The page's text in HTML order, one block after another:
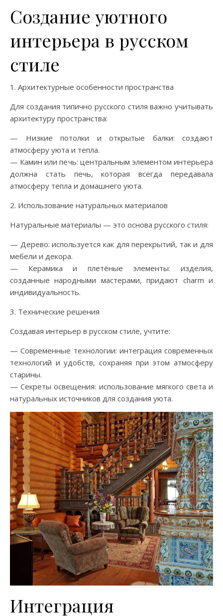
Создание уютного
интерьера в русском
стиле
1. Архитектурные особенности пространства
Для создания типично русского стиля важно учитывать
архитектуру пространства:
— Низкие потолки и открытые балки: создают
атмосферу уюта и тепла.
— Камин или печь: центральным элементом интерьера
должна стать печь, которая всегда передавала
атмосферу тепла и домашнего уюта.
2. Использование натуральных материалов
Натуральные материалы — это основа русского стиля:
— Дерево: используется как для перекрытий, так и для
мебели и декора.
— Керамика и плетёные элементы: изделия,
созданные народными мастерами, придают charm и
индивидуальность.
3. Технические решения
Создавая интерьер в русском стиле, учтите:
— Современные технологии: интеграция современных
технологий и удобств, сохраняя при этом атмосферу
старины.
— Секреты освещения: использование мягкого света и
натуральных источников для создания уюта.
Интеграция